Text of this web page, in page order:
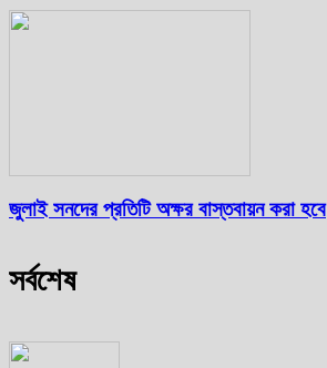
জুলাই সনদের প্রতিটি অক্ষর বাস্তবায়ন করা হবে
সর্বশেষ